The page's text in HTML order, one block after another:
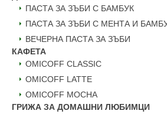
ПАСТА ЗА ЗЪБИ С БАМБУК
ПАСТА ЗА ЗЪБИ С МЕНТА И
ВЕЧЕРНА ПАСТА ЗА ЗЪБИ
КАФЕТА
OMICOFF CLASSIC
OMICOFF LATTE
OMICOFF MOCHA
ГРИЖА ЗА ДОМАШНИ ЛЮБИМЦИ